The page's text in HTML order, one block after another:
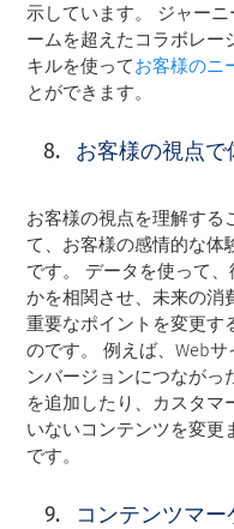
示しています。 ジャー
ームを超えたコラボレー
キルを使ってお客様のニ
とができます。
お客様の視点で
お客様の視点を理解する
て、お客様の感情的な体
です。 データを使って
かを相関させ、未来の消
重要なポイントを変更す
のです。 例えば、Web
ンバージョンにつながっ
を追加したり、カスタマ
いないコンテンツを変更
です。
コンテンツマ